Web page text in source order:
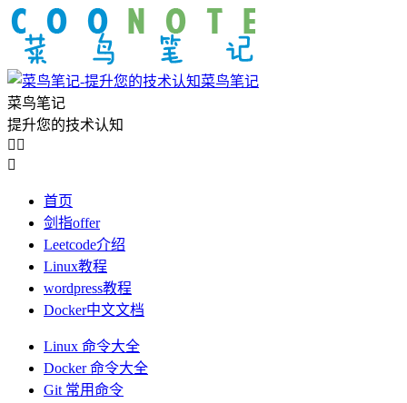
菜鸟笔记
菜鸟笔记
提升您的技术认知
 

首页
剑指offer
Leetcode介绍
Linux教程
wordpress教程
Docker中文文档
Linux 命令大全
Docker 命令大全
Git 常用命令